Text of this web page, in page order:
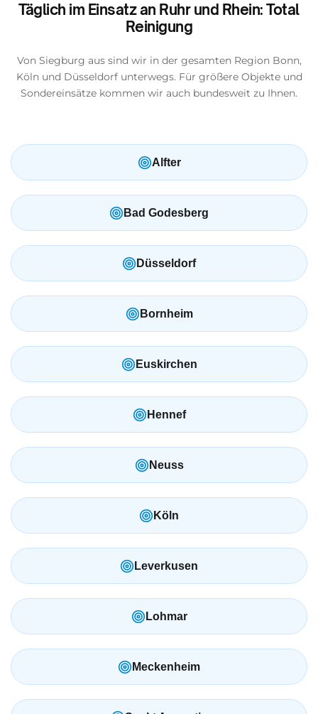
Täglich im Einsatz an Ruhr und Rhein: Total
Reinigung
Von Siegburg aus sind wir in der gesamten Region Bonn,
Köln und Düsseldorf unterwegs. Für größere Objekte und
Sondereinsätze kommen wir auch bundesweit zu Ihnen.
Alfter
Bad Godesberg
Düsseldorf
Bornheim
Euskirchen
Hennef
Neuss
Köln
Leverkusen
Lohmar
Meckenheim